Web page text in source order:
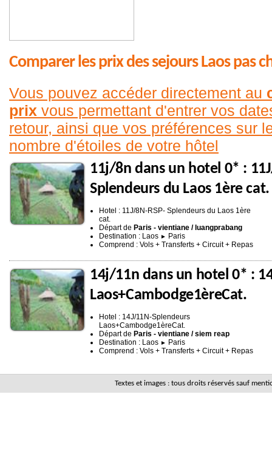
Comparer les prix des sejours Laos pas
Vous pouvez accéder directement au
prix vous permettant d'entrer vos
retour, ainsi que vos préférences sur
nombre d'étoiles de votre hôtel
11j/8n dans un hotel 0* :
Splendeurs du Laos 1ère cat.
Hotel : 11J/8N-RSP- Splendeurs du Laos 1ère
cat.
Départ de Paris - vientiane / luangprabang
Destination : Laos ► Paris
Comprend : Vols + Transferts + Circuit + Repas
14j/11n dans un hotel 0* :
Laos+Cambodge1èreCat.
Hotel : 14J/11N-Splendeurs
Laos+Cambodge1èreCat.
Départ de Paris - vientiane / siem reap
Destination : Laos ► Paris
Comprend : Vols + Transferts + Circuit + Repas
Textes et images : tous droits réservés sauf